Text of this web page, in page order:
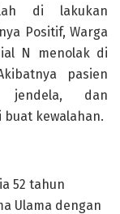
di lakukan
Positif, Warga
N menolak di
pasien
jendela, dan
buat kewalahan.
52 tahun
Ulama dengan